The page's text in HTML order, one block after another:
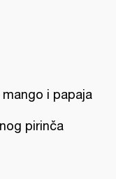
i papaja
pirinča